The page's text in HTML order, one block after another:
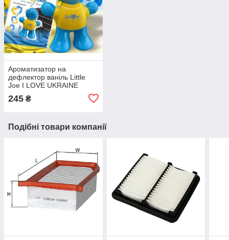
Ароматизатор на
дефлектор ваніль Little
Joe I LOVE UKRAINE
245 ₴
Подібні товари компанії